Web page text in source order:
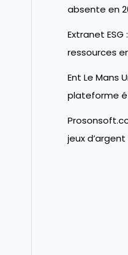
absente en
Extranet
ressources
Ent Le Mans
plateforme
jeux